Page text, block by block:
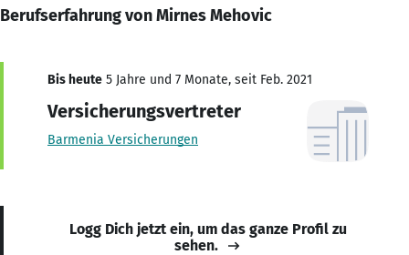
Berufserfahrung von Mirnes Mehovic
Bis heute 5 Jahre und 7 Monate, seit Feb. 2021
Versicherungsvertreter
Barmenia Versicherungen
Logg Dich jetzt ein, um das ganze Profil zu
sehen.